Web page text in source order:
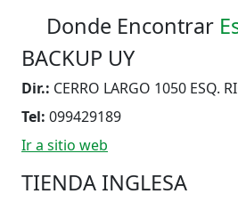
Donde Encontrar
BACKUP UY
Dir.: CERRO LARGO 1050 ESQ.
Tel: 099429189
Ir a sitio web
TIENDA INGLESA